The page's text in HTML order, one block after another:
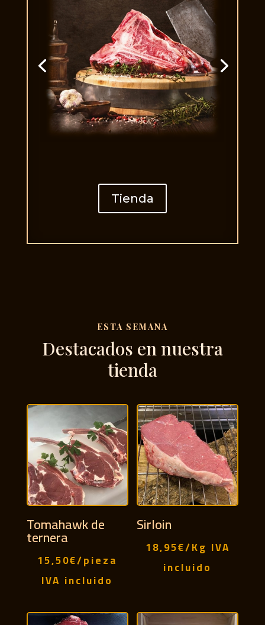
Tienda
ESTA SEMANA
Destacados en nuestra
tienda
Tomahawk de
ternera
15,50€/pieza
IVA incluido
Sirloin
18,95€/Kg IVA
incluido